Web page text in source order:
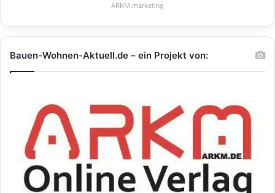
ARKM.marketing
Bauen-Wohnen-Aktuell.de – ein Projekt von: